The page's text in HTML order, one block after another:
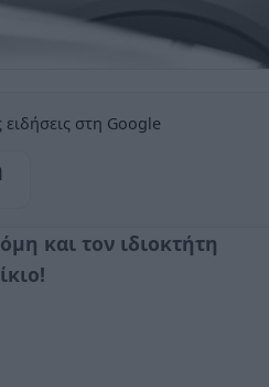
στη Google
και τον ιδιοκτήτη